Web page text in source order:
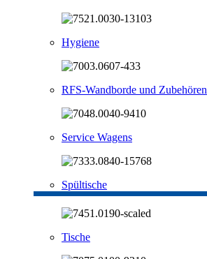
Hygiene
RFS-Wandborde und Zubehören
Service Wagens
Spültische
Tische